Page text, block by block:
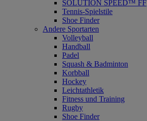
SOLUTION SPEED™ FF
Tennis-Spielstile
Shoe Finder
Andere Sportarten
Volleyball
Handball
Padel
Squash & Badminton
Korbball
Hockey
Leichtathletik
Fitness und Training
Rugby
Shoe Finder